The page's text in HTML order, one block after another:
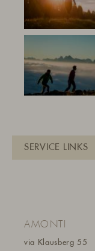
AMONTI
via Klausberg 55